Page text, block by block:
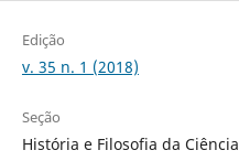
Edição
v. 35 n. 1 (2018)
Seção
História e Filosofia da Ciência